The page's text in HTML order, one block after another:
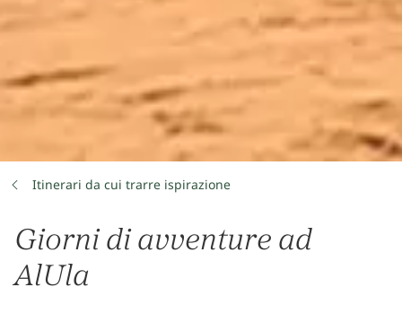
Itinerari da cui trarre ispirazione
Giorni di avventure ad
AlUla